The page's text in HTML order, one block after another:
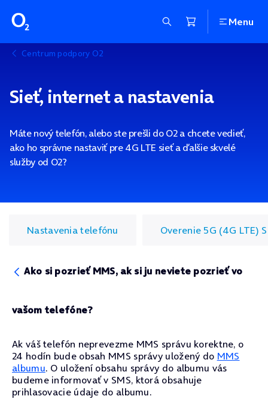
Menu
Centrum podpory O2
Sieť, internet a nastavenia
Máte nový telefón, alebo ste prešli do O2 a chcete vedieť,
ako ho správne nastaviť pre 4G LTE sieť a ďalšie skvelé
služby od O2?
Nastavenia telefónu Overenie 5G (4G LTE)
Ako si pozrieť MMS, ak si ju neviete pozrieť vo
vašom telefóne?
Ak váš telefón neprevezme MMS správu korektne, o
24 hodín bude obsah MMS správy uložený do MMS
albumu. O uložení obsahu správy do albumu vás
budeme informovať v SMS, ktorá obsahuje
prihlasovacie údaje do albumu.